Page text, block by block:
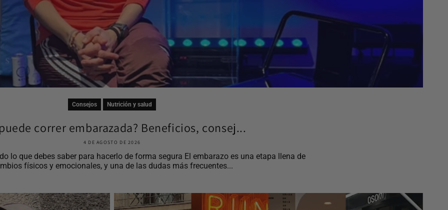
Consejos Nutrición y salud
correr embarazada? Beneficios, consej...
4 DE AGOSTO DE 2026
lo que debes saber para hacerlo de forma segura El embarazo es una etapa llena de
físicos y emocionales, y una de las dudas más frecuentes...